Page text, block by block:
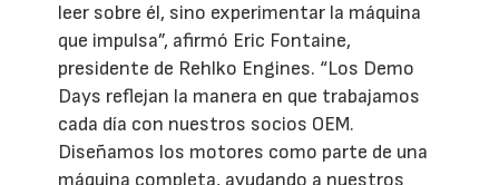
leer sobre él, sino experimentar la máquina
que impulsa”, afirmó Eric Fontaine,
presidente de Rehlko Engines. “Los Demo
Days reflejan la manera en que trabajamos
cada día con nuestros socios OEM.
Diseñamos los motores como parte de una
máquina completa, ayudando a nuestros